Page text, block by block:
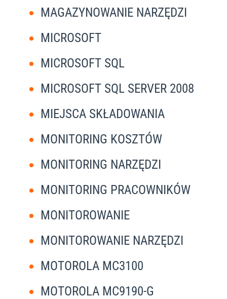
MAGAZYNOWANIE NARZĘDZI
MICROSOFT
MICROSOFT SQL
MICROSOFT SQL SERVER 2008
MIEJSCA SKŁADOWANIA
MONITORING KOSZTÓW
MONITORING NARZĘDZI
MONITORING PRACOWNIKÓW
MONITOROWANIE
MONITOROWANIE NARZĘDZI
MOTOROLA MC3100
MOTOROLA MC9190-G